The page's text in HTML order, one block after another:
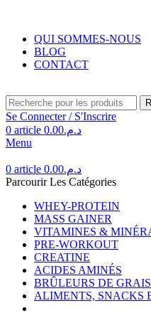
QUI SOMMES-NOUS
BLOG
CONTACT
Se Connecter / S'Inscrire
0 article د.م.0.00
Menu
0 article د.م.0.00
Parcourir Les Catégories
WHEY-PROTEIN
MASS GAINER
VITAMINES &
PRE-WORKOUT
CREATINE
ACIDES AMINÉS
BRÛLEURS DE
ALIMENTS, SNACKS